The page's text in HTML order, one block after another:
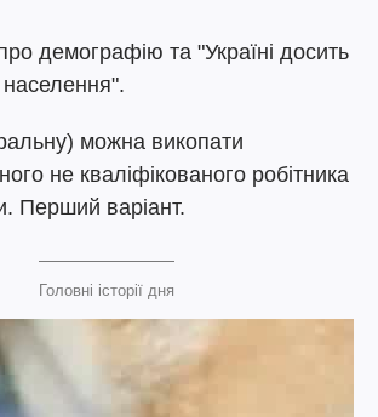
демографію та "Україні досить
населення".
можна викопати
не кваліфікованого робітника
Перший варіант.
Головні історії дня